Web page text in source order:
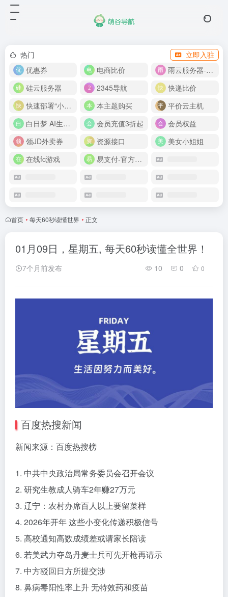
热门
立即入驻
优惠券
电商比价
雨云服务器-新人首月 5 折
硅云服务器
2345导航
快递比价
快速部署“小龙虾”
本主题购买
平价云主机
白日梦 AI生成50分钟视频
会员充值3折起
会员权益
领JD外卖券
资源接口
美女小姐姐
在线fc游戏
易支付-官方网站
首页 • 每天60秒读懂世界 • 正文
01月09日，星期五, 每天60秒读懂全世界！
7个月前发布 10 0 0
百度热搜新闻
新闻来源：百度热搜榜
1. 中共中央政治局常务委员会召开会议
2. 研究生教成人骑车2年赚27万元
3. 辽宁：农村办席百人以上要留菜样
4. 2026年开年 这些小变化传递积极信号
5. 高校通知高数成绩差或请家长陪读
6. 若美武力夺岛丹麦士兵可先开枪再请示
7. 中方驳回日方所提交涉
8. 鼻病毒阳性率上升 无特效药和疫苗